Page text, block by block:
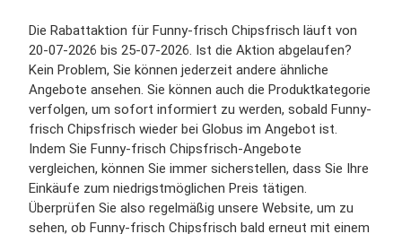
Die Rabattaktion für Funny-frisch Chipsfrisch läuft von
20-07-2026 bis 25-07-2026. Ist die Aktion abgelaufen?
Kein Problem, Sie können jederzeit andere ähnliche
Angebote ansehen. Sie können auch die Produktkategorie
verfolgen, um sofort informiert zu werden, sobald Funny-
frisch Chipsfrisch wieder bei Globus im Angebot ist.
Indem Sie Funny-frisch Chipsfrisch-Angebote
vergleichen, können Sie immer sicherstellen, dass Sie Ihre
Einkäufe zum niedrigstmöglichen Preis tätigen.
Überprüfen Sie also regelmäßig unsere Website, um zu
sehen, ob Funny-frisch Chipsfrisch bald erneut mit einem